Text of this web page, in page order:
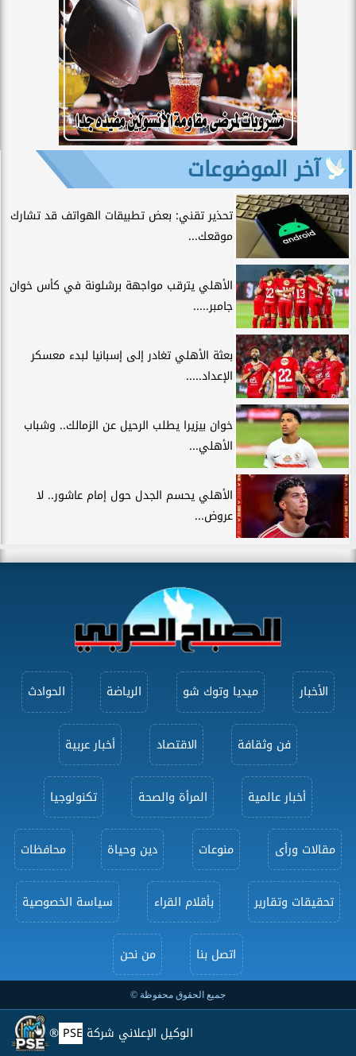
آخر الموضوعات
تحذير تقني: بعض تطبيقات الهواتف قد تشارك
موقعك...
الأهلي يترقب مواجهة برشلونة في كأس خوان
جامبر.....
بعثة الأهلي تغادر إلى إسبانيا لبدء معسكر
الإعداد.....
خوان بيزيرا يطلب الرحيل عن الزمالك.. وشباب
الأهلي...
الأهلي يحسم الجدل حول إمام عاشور.. لا
عروض...
الأخبار ميديا وتوك شو الرياضة الحوادث
فن وثقافة الاقتصاد أخبار عربية
أخبار عالمية المرأة والصحة تكنولوجيا
مقالات ورأى منوعات دين وحياة محافظات
تحقيقات وتقارير بأقلام القراء سياسة الخصوصية
اتصل بنا من نحن
جميع الحقوق محفوظة ©
الوكيل الإعلاني شركة PSE
®